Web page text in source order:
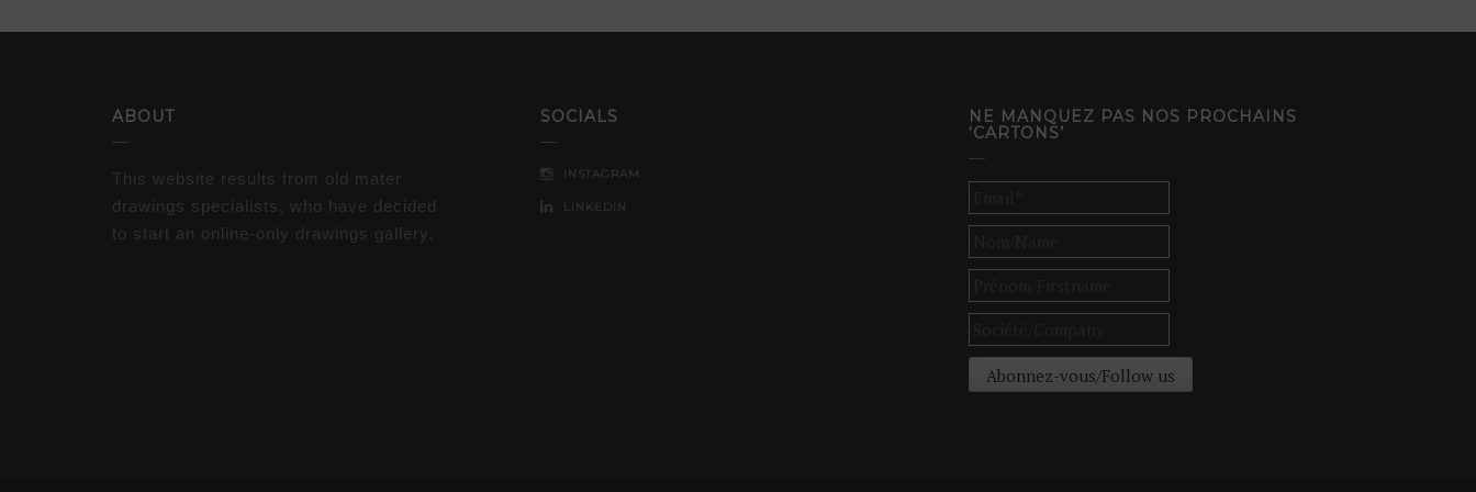
ABOUT
This website results from old mater
drawings specialists, who have decided
to start an online-only drawings gallery.
SOCIALS
INSTAGRAM
LINKEDIN
NE MANQUEZ PAS NOS PROCHAINS
‘CARTONS’